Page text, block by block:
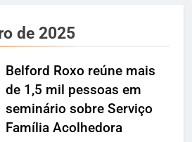
de 2025
Belford Roxo reúne mais
de 1,5 mil pessoas em
seminário sobre Serviço
Família Acolhedora